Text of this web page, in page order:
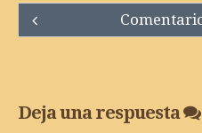
Comment
navigation
Deja una respuesta